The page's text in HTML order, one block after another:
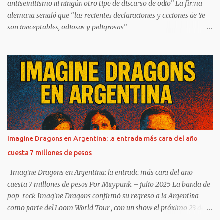
antisemitismo ni ningún otro tipo de discurso de odio” La firma
alemana señaló que “las recientes declaraciones y acciones de Ye
son inaceptables, odiosas y peligrosas”
antisemitismo-ni-ningun-otro-tipo-de-discurso-de-odio/ Adidas
cortó su contrato con Kanye West con efecto inmediato por las
recientes declaraciones de carácter antisemita y racista del rapero,
a las que la compañía alemana calificó de “inaceptables”. Según un
comunicado, la empresa “no tolera el antisemitismo ni ningún otro
tipo de discurso de odio” y agregó que “las recientes declaraciones
y acciones de Ye son inaceptables, odiosas y peligrosas”. En el
comunicado, Adidas se refiere a que las declaraciones del rapero
“violan los valores de la empresa como la diversidad y la inclusión,
el respeto mutuo y la equidad. Después de una cuidadosa ...
Imagine Dragons en Argentina: la entrada más cara del año
cuesta 7 millones de pesos
Imagine Dragons en Argentina: la entrada más cara del año
cuesta 7 millones de pesos Por Muypunk – julio 2025 La banda de
pop-rock Imagine Dragons confirmó su regreso a la Argentina
como parte del Loom World Tour , con un show el próximo 23 de